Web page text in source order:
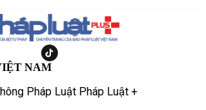
NAM
Pháp Luật Pháp Luật +